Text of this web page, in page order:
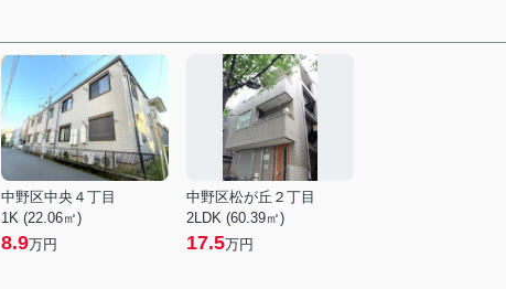
中野区中央４丁目
1K (22.06㎡)
8.9万円
中野区松が丘２丁目
2LDK (60.39㎡)
17.5万円